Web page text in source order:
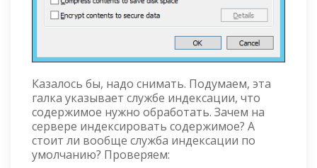
Казалось бы, надо снимать. Подумаем, эта
галка указывает службе индексации, что
содержимое нужно обработать. Зачем на
сервере индексировать содержимое? А
стоит ли вообще служба индексации по
умолчанию? Проверяем: